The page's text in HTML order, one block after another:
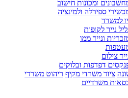
ומכונות חישוב
ספירלה ולמינציה
למשרד
נייר לקופות
ונייר ממו
צילום
דפדפות ובלוקים
ציוד משרדי מקיף ריהוט משרדי
משרדיים